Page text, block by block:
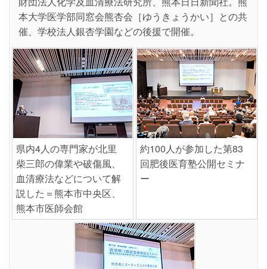
本大学医学部同窓会熊杏会［ゆうきょうかい］との共
催、学校法人銀杏学園などの後援で開催。
県内4人の専門家が北里
柴三郎の偉業や破傷風、
血清療法などについて解
説した＝熊本市中央区、
熊本市医師会館
約100人が参加した第83
回肥後医育塾公開セミナ
ー